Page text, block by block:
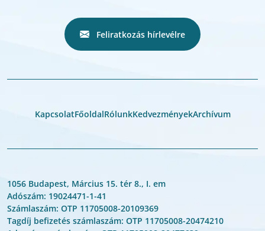
Feliratkozás hírlevélre
KapcsolatFőoldalRólunkKedvezményekArchívum
1056 Budapest, Március 15. tér 8., I. em
Adószám: 19024471-1-41
Számlaszám: OTP 11705008-20109369
Tagdíj befizetés számlaszám: OTP 11705008-20474210